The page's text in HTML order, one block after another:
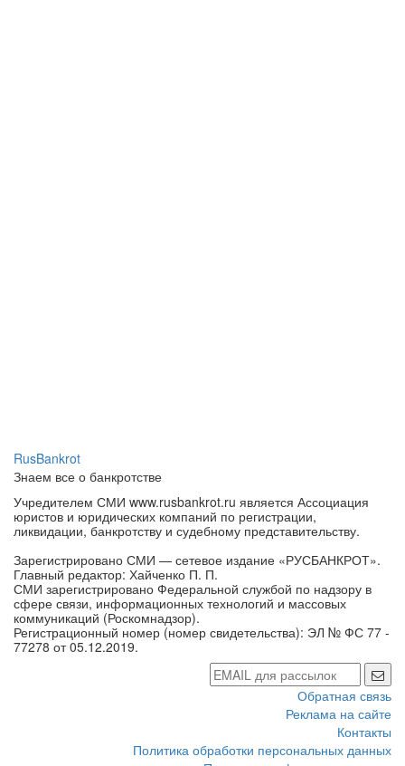
RusBankrot
Знаем все о банкротстве
Учредителем СМИ www.rusbankrot.ru является Ассоциация
юристов и юридических компаний по регистрации,
ликвидации, банкротству и судебному представительству.
Зарегистрировано СМИ — сетевое издание «РУСБАНКРОТ».
Главный редактор: Хайченко П. П.
СМИ зарегистрировано Федеральной службой по надзору в
сфере связи, информационных технологий и массовых
коммуникаций (Роскомнадзор).
Регистрационный номер (номер свидетельства): ЭЛ № ФС 77 -
77278 от 05.12.2019.
Обратная связь
Реклама на сайте
Контакты
Политика обработки персональных данных